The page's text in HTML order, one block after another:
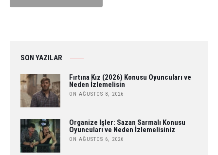
SON YAZILAR
Fırtına Kız (2026) Konusu Oyuncuları ve
Neden İzlemelisin
ON AĞUSTOS 8, 2026
Organize İşler: Sazan Sarmalı Konusu
Oyuncuları ve Neden İzlemelisiniz
ON AĞUSTOS 6, 2026